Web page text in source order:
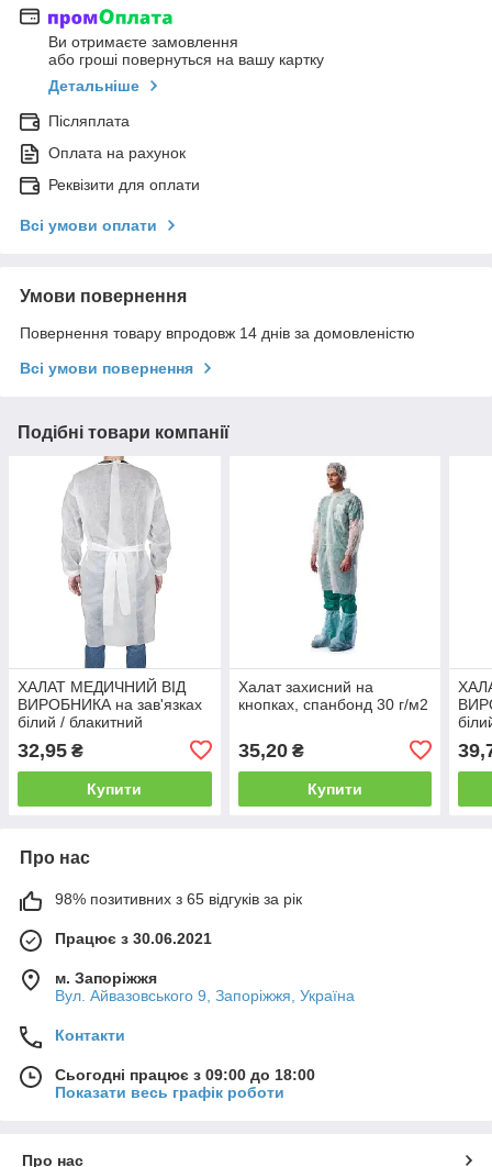
Ви отримаєте замовлення
або гроші повернуться на вашу картку
Детальніше
Післяплата
Оплата на рахунок
Реквізити для оплати
Всі умови оплати
Умови повернення
Повернення товару впродовж 14 днів за домовленістю
Всі умови повернення
Подібні товари компанії
ХАЛАТ МЕДИЧНИЙ ВІД
ВИРОБНИКА на зав'язках
білий / блакитний
32,95 ₴
Купити
Халат захисний на
кнопках, спанбонд 30 г/м2
35,20₴
Купити
Про нас
98% позитивних з 65 відгуків за рік
Працює з 30.06.2021
м. Запоріжжя
Вул. Айвазовського 9, Запоріжжя, Україна
Контакти
Сьогодні працює з 09:00 до 18:00
Показати весь графік роботи
Про нас